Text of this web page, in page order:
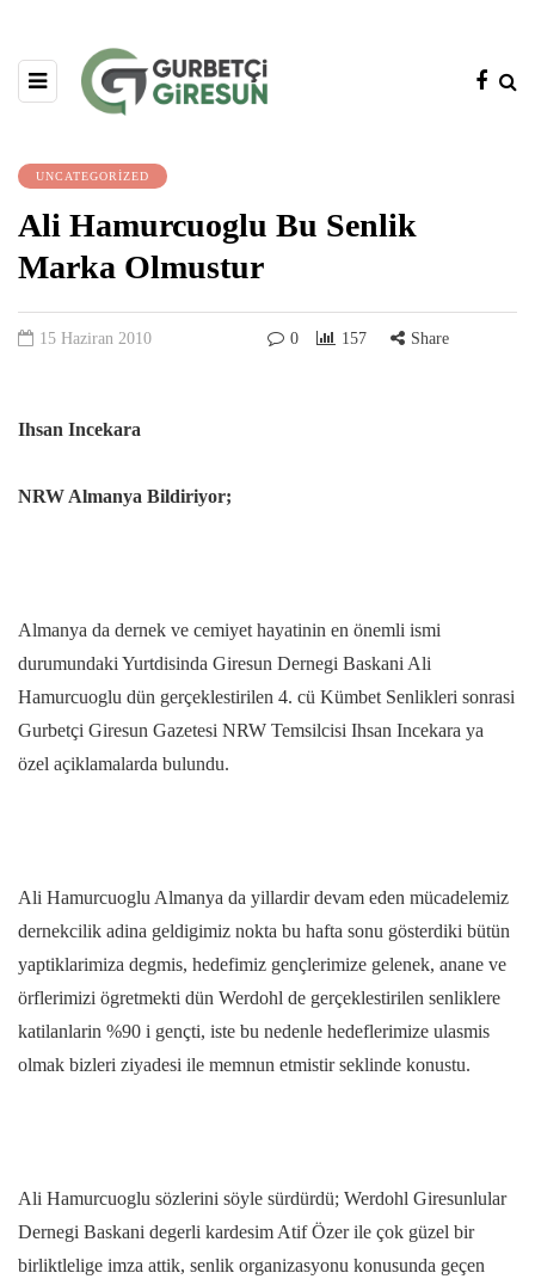
UNCATEGORIZED
Ali Hamurcuoglu Bu Senlik
Marka Olmustur
15 Haziran 2010 0 157 Share
Ihsan Incekara
NRW Almanya Bildiriyor;
Almanya da dernek ve cemiyet hayatinin en önemli ismi
durumundaki Yurtdisinda Giresun Dernegi Baskani Ali
Hamurcuoglu dün gerçeklestirilen 4. cü Kümbet Senlikleri sonrasi
Gurbetçi Giresun Gazetesi NRW Temsilcisi Ihsan Incekara ya
özel açiklamalarda bulundu.
Ali Hamurcuoglu Almanya da yillardir devam eden mücadelemiz
dernekcilik adina geldigimiz nokta bu hafta sonu gösterdiki bütün
yaptiklarimiza degmis, hedefimiz gençlerimize gelenek, anane ve
örflerimizi ögretmekti dün Werdohl de gerçeklestirilen senliklere
katilanlarin %90 i gençti, iste bu nedenle hedeflerimize ulasmis
olmak bizleri ziyadesi ile memnun etmistir seklinde konustu.
Ali Hamurcuoglu sözlerini söyle sürdürdü; Werdohl Giresunlular
Dernegi Baskani degerli kardesim Atif Özer ile çok güzel bir
birliktlelige imza attik, senlik organizasyonu konusunda geçen